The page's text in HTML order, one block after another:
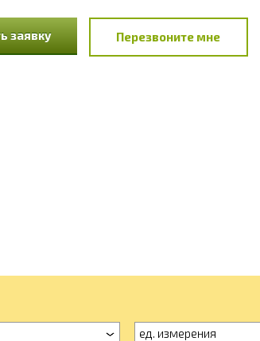
заявку
Перезвоните мне
ед. измерения